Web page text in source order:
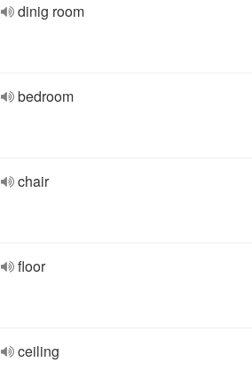
dinig room
bedroom
chair
floor
ceiling